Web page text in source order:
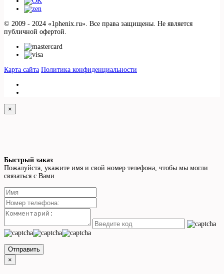
© 2009 - 2024 «1phenix.ru». Все права защищены. Не является
публичной офертой.
Карта сайта Политика конфиденциальности
×
Быстрый заказ
Пожалуйста, укажите имя и свой номер телефона, чтобы мы могли
связаться с Вами
Отправить
×